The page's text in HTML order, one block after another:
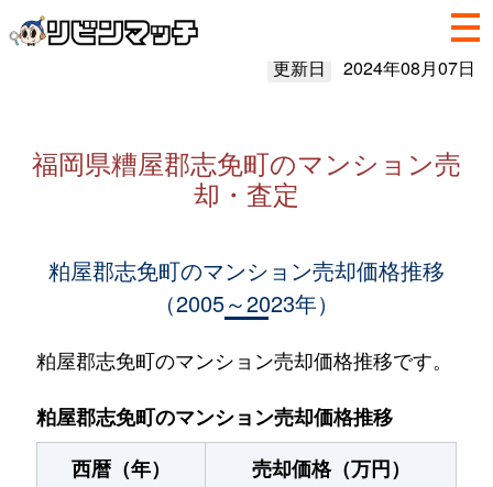
更新日 2024年08月07日
福岡県糟屋郡志免町のマンション売
却・査定
粕屋郡志免町のマンション売却価格推移
（2005～2023年）
粕屋郡志免町のマンション売却価格推移です。
粕屋郡志免町のマンション売却価格推移
西暦（年）
売却価格（万円）